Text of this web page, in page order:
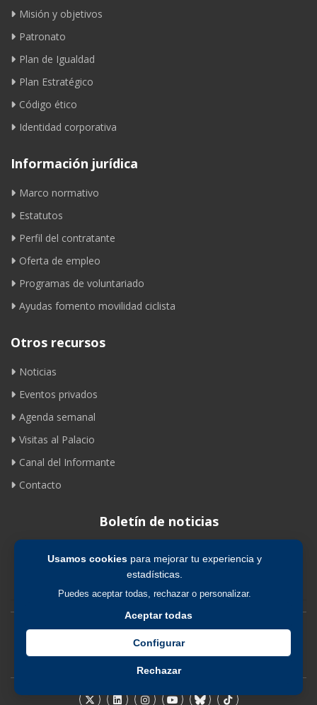
Usamos cookiespara mejorar tu experiencia y
estadísticas.
Puedes aceptar todas, rechazar o personalizar.
Aceptar todas
Configurar
Rechazar
Misión y objetivos
Patronato
Plan de Igualdad
Plan Estratégico
Código ético
Identidad corporativa
Información jurídica
Marco normativo
Estatutos
Perfil del contratante
Oferta de empleo
Programas de voluntariado
Ayudas fomento movilidad ciclista
Otros recursos
Noticias
Eventos privados
Agenda semanal
Visitas al Palacio
Canal del Informante
Contacto
Boletín de noticias
Suscribirse
Avíso legal | Política de privacidad | Política de cookies